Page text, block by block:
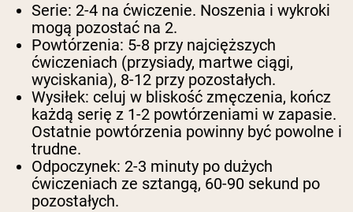
Serie: 2-4 na ćwiczenie. Noszenia i wykroki
mogą pozostać na 2.
Powtórzenia: 5-8 przy najcięższych
ćwiczeniach (przysiady, martwe ciągi,
wyciskania), 8-12 przy pozostałych.
Wysiłek: celuj w bliskość zmęczenia, kończ
każdą serię z 1-2 powtórzeniami w zapasie.
Ostatnie powtórzenia powinny być powolne i
trudne.
Odpoczynek: 2-3 minuty po dużych
ćwiczeniach ze sztangą, 60-90 sekund po
pozostałych.